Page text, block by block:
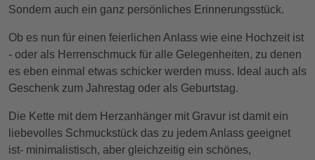
Sondern auch ein ganz persönliches Erinnerungsstück.
Ob es nun für einen feierlichen Anlass wie eine Hochzeit ist
- oder als Herrenschmuck für alle Gelegenheiten, zu denen
es eben einmal etwas schicker werden muss. Ideal auch als
Geschenk zum Jahrestag oder als Geburtstag.
Die Kette mit dem Herzanhänger mit Gravur ist damit ein
liebevolles Schmuckstück das zu jedem Anlass geeignet
ist- minimalistisch, aber gleichzeitig ein schönes,